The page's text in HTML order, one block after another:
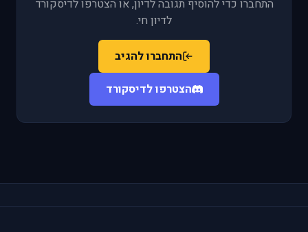
התחברו כדי להוסיף תגובה לדיון, או הצטרפו לדיסקורד
לדיון חי.
התחברו להגיב
הצטרפו לדיסקורד